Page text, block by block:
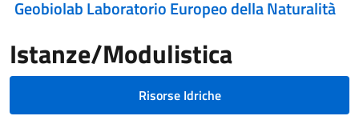
Geobiolab Laboratorio Europeo della Naturalità
Istanze/Modulistica
Risorse Idriche